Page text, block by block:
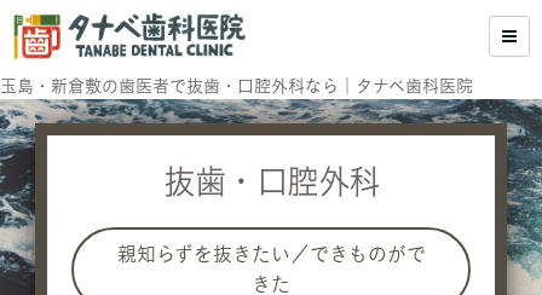
玉島・新倉敷の歯医者で抜歯・口腔外科なら｜タナベ歯科医院
抜歯・口腔外科
親知らずを抜きたい／できものがで
きた